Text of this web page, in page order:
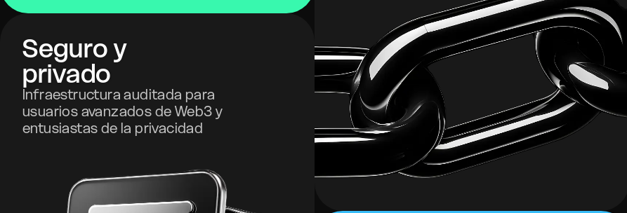
Seguro y
privado
Infraestructura auditada para
usuarios avanzados de Web3 y
entusiastas de la privacidad